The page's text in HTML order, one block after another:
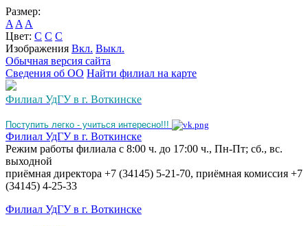
Размер:
A A A
Цвет: C C C
Изображения Вкл. Выкл.
Обычная версия сайта
Сведения об ОО Найти филиал на карте
Филиал УдГУ в г. Воткинске
Поступить легко - учиться интересно!!!
Филиал УдГУ в г. Воткинске
Режим работы филиала с 8:00 ч. до 17:00 ч., Пн-Пт; сб., вс.
выходной
приёмная директора +7 (34145) 5-21-70, приёмная комиссия +7
(34145) 4-25-33
Филиал УдГУ в г. Воткинске